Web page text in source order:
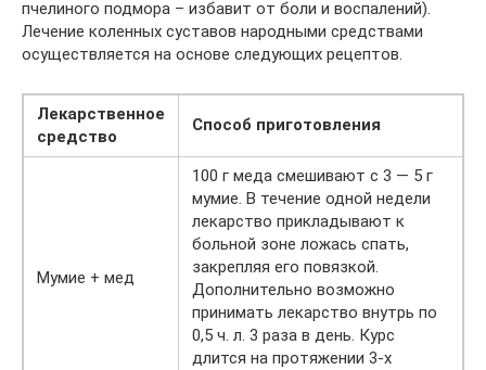
пчелиного подмора – избавит от боли и воспалений).
Лечение коленных суставов народными средствами
осуществляется на основе следующих рецептов.
Лекарственное
средство
Способ приготовления
Мумие + мед
100 г меда смешивают с 3 — 5 г
мумие. В течение одной недели
лекарство прикладывают к
больной зоне ложась спать,
закрепляя его повязкой.
Дополнительно возможно
принимать лекарство внутрь по
0,5 ч. л. 3 раза в день. Курс
длится на протяжении 3-х